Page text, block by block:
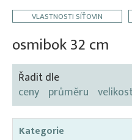
O firmě
Kontakt
VLASTNOSTI SÍŤOVIN
osmibok 32 cm
Řadit dle
ceny průměru
Kategorie